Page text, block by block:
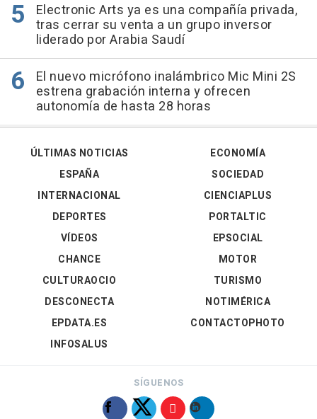
Electronic Arts ya es una compañía privada,
tras cerrar su venta a un grupo inversor
liderado por Arabia Saudí
El nuevo micrófono inalámbrico Mic Mini 2S
estrena grabación interna y ofrecen
autonomía de hasta 28 horas
ÚLTIMAS NOTICIAS
ESPAÑA
INTERNACIONAL
DEPORTES
VÍDEOS
ECONOMÍA
SOCIEDAD
CIENCIAPLUS
PORTALTIC
EPSOCIAL
CHANCE
CULTURAOCIO
DESCONECTA
EPDATA.ES
INFOSALUS
MOTOR
TURISMO
NOTIMÉRICA
CONTACTOPHOTO
SÍGUENOS